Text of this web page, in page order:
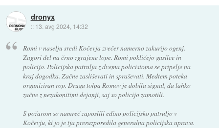
dronyx
:: 13. avg 2024, 14:32
Romi v naselju sredi Kočevja zvečer namerno zakurijo ogenj.
Zagori del na črno zgrajene lope. Romi pokličejo gasilce in
policijo. Policijska patrulja z dvema policistoma se pripelje na
kraj dogodka. Začne zasliševati in spraševati. Medtem poteka
organiziran rop. Druga tolpa Romov je dobila signal, da lahko
začne z nezakonitimi dejanji, saj so policijo zamotili.
S požarom so namreč zaposlili edino policijsko patruljo v
Kočevju, ki jo je tja prerazporedila generalna policijska uprava.